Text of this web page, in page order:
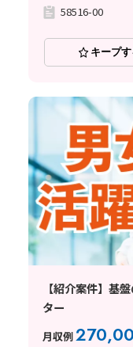
58516-00
キープす
【紹介案件】基
ター
月収例